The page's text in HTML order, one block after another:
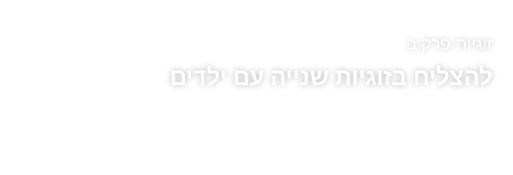
זוגיות פרק ב
להצליח בזוגיות שנייה עם ילדים